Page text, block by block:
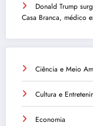
Donald Trump
Casa Branca, médico
Ciência e Meio
Cultura e
Economia